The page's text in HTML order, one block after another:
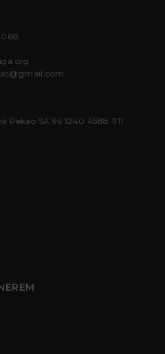
060
SA 96 1240 4588 1111